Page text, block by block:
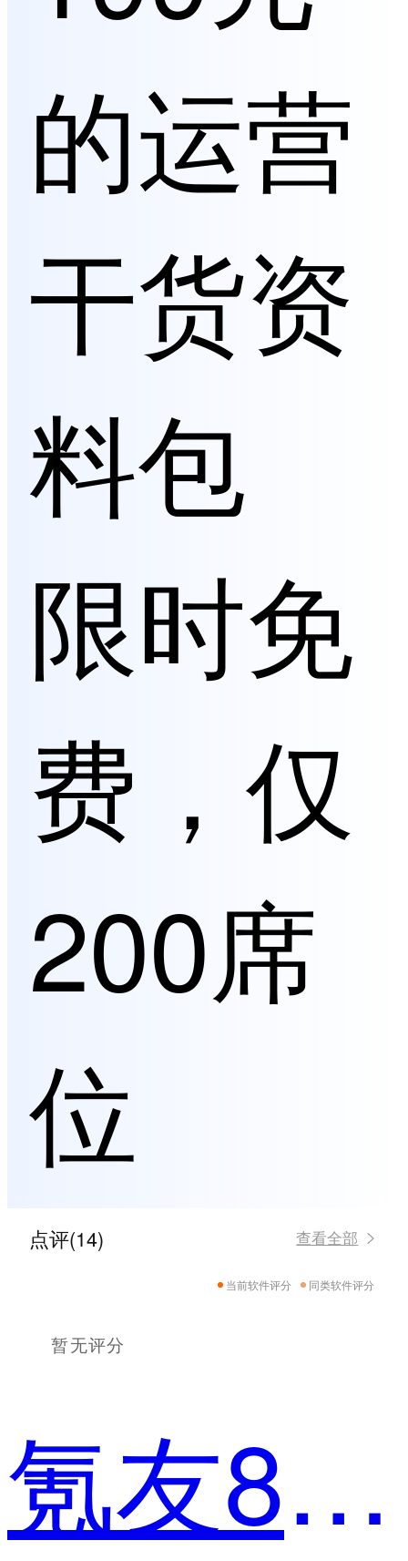
的运营
干货资
料包
限时免
费，仅
200席
位
点评(14) 查看全部
当前软件评分 同类软件评分
暂无评分
氪友8ueY